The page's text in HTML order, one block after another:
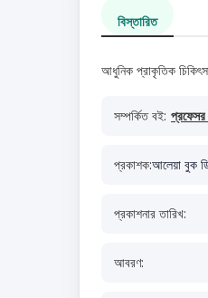
বিস্তারিত
আধুনিক প্রাকৃতিক
সম্পর্কিত বই: প্রফেসর
প্রকাশক:আলেয়া বুক
প্রকাশনার তারিখ:
আবরণ: